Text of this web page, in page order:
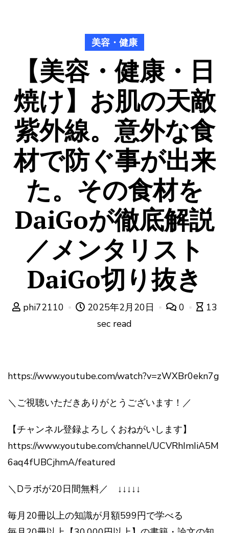
美容・健康
【美容・健康・日
焼け】お肌の天敵
紫外線。意外な食
材で防ぐ事が出来
た。その食材を
DaiGoが徹底解説
／メンタリスト
DaiGo切り抜き
phi72110 2025年2月20日 0
13
sec read
https://www.youtube.com/watch?v=zWXBr0ekn7g
＼ご視聴いただきありがとうございます！／
【チャンネル登録よろしくおねがいします】
https://www.youtube.com/channel/UCVRhImIiA5M
6aq4fUBCjhmA/featured
＼Dラボが20日間無料／ ↓↓↓↓↓
毎月20冊以上の知識が月額599円で学べる